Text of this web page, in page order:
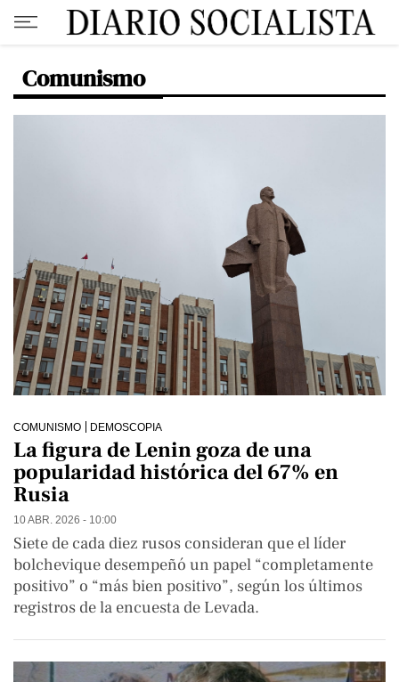
Comunismo
COMUNISMO DEMOSCOPIA
La figura de Lenin goza de una
popularidad histórica del 67% en
Rusia
10 ABR. 2026 - 10:00
Siete de cada diez rusos consideran que el líder
bolchevique desempeñó un papel “completamente
positivo” o “más bien positivo”, según los últimos
registros de la encuesta de Levada.